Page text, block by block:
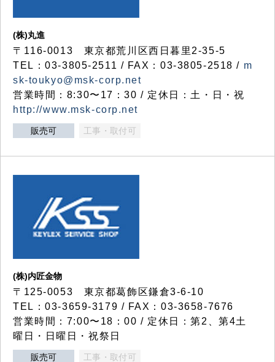
(株)丸進
〒116-0013 東京都荒川区西日暮里2-35-5
TEL：03-3805-2511 / FAX：03-3805-2518 / m
sk-toukyo@msk-corp.net
営業時間：8:30〜17：30 / 定休日：土・日・祝
http://www.msk-corp.net
販売可 工事・取付可
(株)内匠金物
〒125-0053 東京都葛飾区鎌倉3-6-10
TEL：03-3659-3179 / FAX：03-3658-7676
営業時間：7:00〜18：00 / 定休日：第2、第4土
曜日・日曜日・祝祭日
販売可 工事・取付可